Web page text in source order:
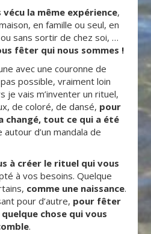
vécu la même expérience,
en famille ou seul, en
sans sortir de chez soi, …
fêter qui nous sommes !
avec une couronne de
possible, vraiment loin
je vais m’inventer un rituel,
de coloré, de dansé, pour
changé, tout ce qui a été
d’un mandala de
à créer le rituel qui vous
à vos besoins. Quelque
comme une naissance.
pour d’autre, pour fêter
quelque chose qui vous
.